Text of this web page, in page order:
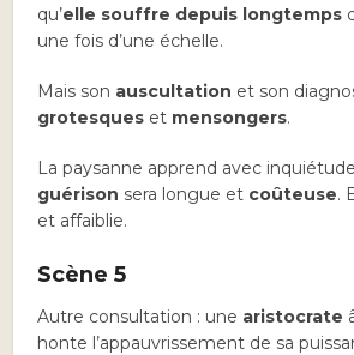
qu’elle souffre depuis longtemps
une fois d’une échelle.
Mais son auscultation et son
grotesques et mensongers.
La paysanne apprend avec
guérison sera longue et coûteuse.
et affaiblie.
Scène 5
Autre consultation : une aristocrate
honte l’appauvrissement de sa